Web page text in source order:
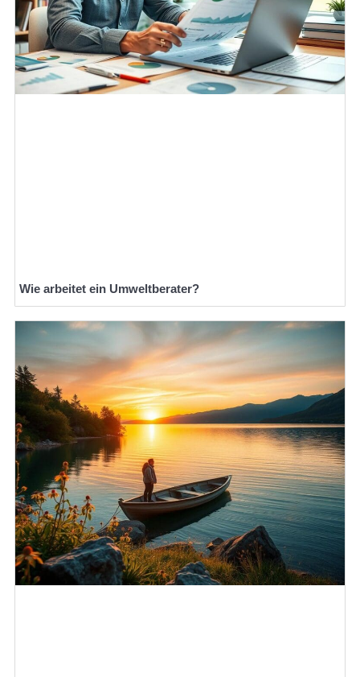
Wie arbeitet ein Umweltberater?